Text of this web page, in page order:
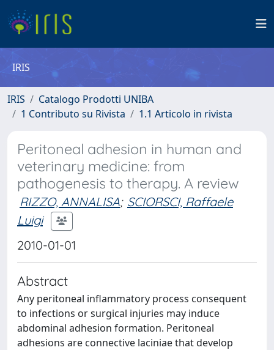
IRIS
IRIS
Catalogo Prodotti UNIBA
1 Contributo su Rivista
1.1 Articolo in rivista
Peritoneal adhesion in human and
veterinary medicine: from
pathogenesis to therapy. A review
RIZZO, ANNALISA; SCIORSCI, Raffaele
Luigi
2010-01-01
Abstract
Any peritoneal inflammatory process consequent
to infections or surgical injuries may induce
abdominal adhesion formation. Peritoneal
adhesions are connective laciniae that develop